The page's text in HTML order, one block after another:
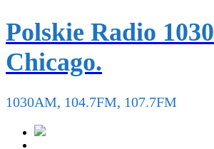
Polskie Radio 1030
Chicago.
1030AM, 104.7FM, 107.7FM